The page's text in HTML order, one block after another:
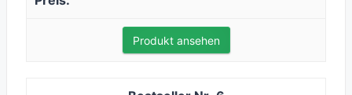
Produkt ansehen